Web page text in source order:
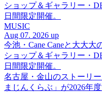
ショップ＆ギャラリー・
日間限定開催。
MUSIC
Aug 07. 2026 up
今池・Cane Caneと大大
ショップ＆ギャラリー・
日間限定開催。
名古屋・金山のストーリ
まじんくらぶ」が2026年